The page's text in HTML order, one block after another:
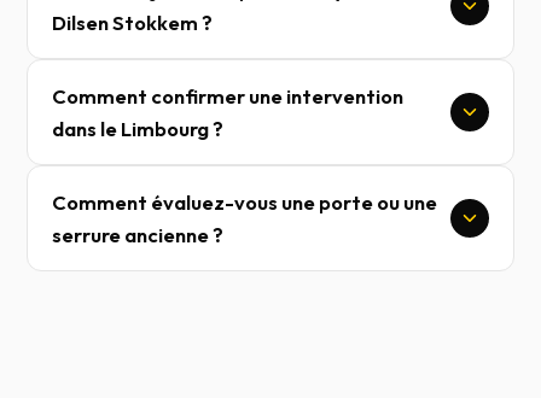
Dilsen Stokkem ?
Comment confirmer une intervention
dans le Limbourg ?
Comment évaluez-vous une porte ou une
serrure ancienne ?